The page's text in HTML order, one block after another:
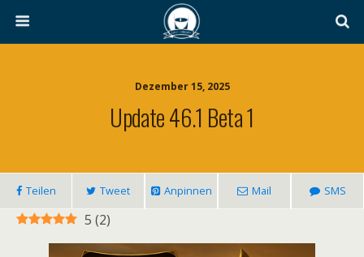
Dezember 15, 2025
Update 46.1 Beta 1
Teilen Tweet Anpinnen Mail SMS
5 (2)